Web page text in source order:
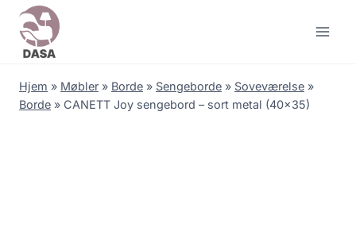
Skip
content
Hjem » Møbler » Borde » Sengeborde » Soveværelse »
Borde » CANETT Joy sengebord – sort metal (40×35)